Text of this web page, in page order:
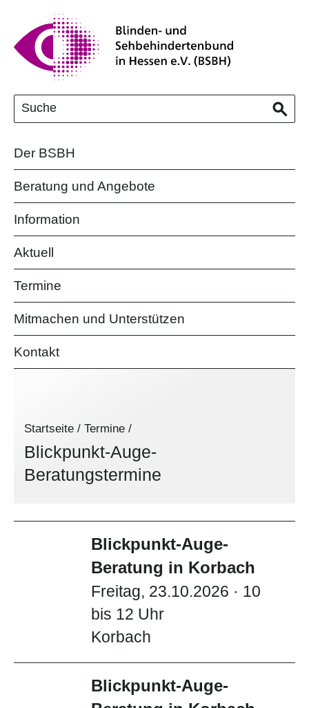
Der BSBH
Beratung und Angebote
Information
Aktuell
Termine
Mitmachen und Unterstützen
Kontakt
Startseite / Termine /
Blickpunkt-Auge-
Beratungstermine
Blickpunkt-Auge-
Beratung in Korbach
Freitag, 23.10.2026 · 10
bis 12 Uhr
Korbach
Blickpunkt-Auge-